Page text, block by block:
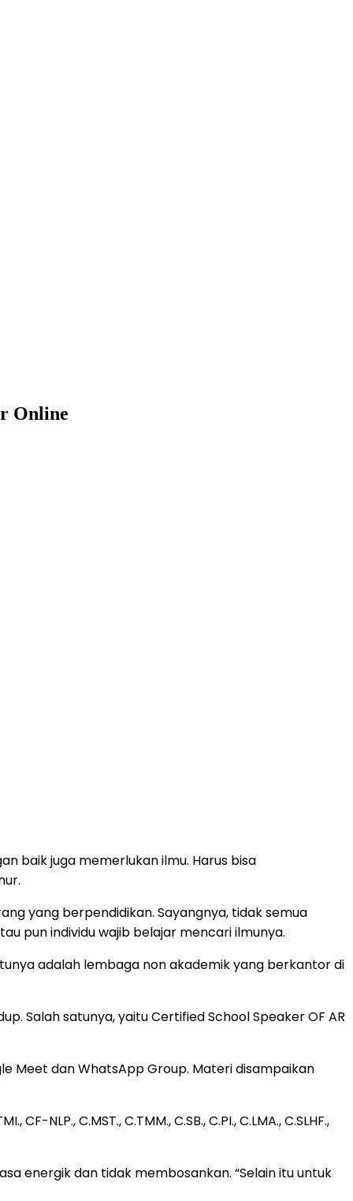
Online
baik juga memerlukan ilmu. Harus bisa
yang berpendidikan. Sayangnya, tidak semua
pun individu wajib belajar mencari ilmunya.
adalah lembaga non akademik yang berkantor di
Salah satunya, yaitu Certified School Speaker OF AR
Meet dan WhatsApp Group. Materi disampaikan
NLP., C.MST., C.TMM., C.SB., C.PI., C.LMA., C.SLHF.,
energik dan tidak membosankan. “Selain itu untuk